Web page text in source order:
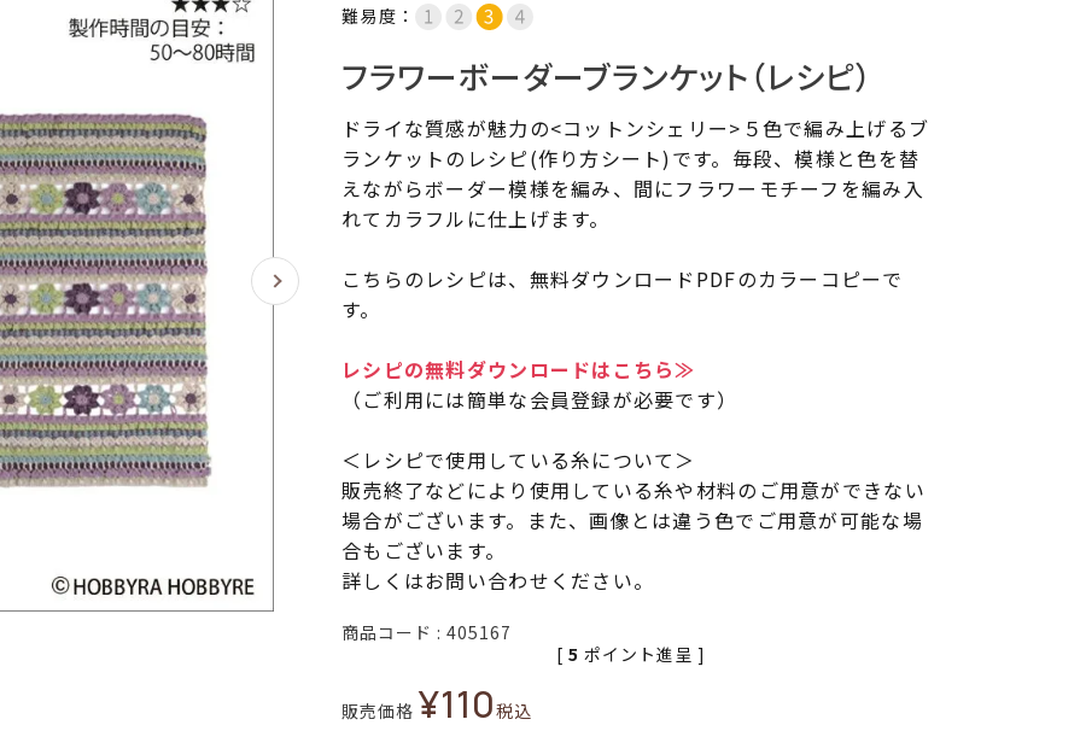
難易度：
フラワーボーダーブランケット（レシピ）
ドライな質感が魅力の<コットンシェリー>５色で編み上げるブ
ランケットのレシピ(作り方シート)です。毎段、模様と色を替
えながらボーダー模様を編み、間にフラワーモチーフを編み入
れてカラフルに仕上げます。
こちらのレシピは、無料ダウンロードPDFのカラーコピーで
す。
レシピの無料ダウンロードはこちら≫
（ご利用には簡単な会員登録が必要です）
＜レシピで使用している糸について＞
販売終了などにより使用している糸や材料のご用意ができない
場合がございます。また、画像とは違う色でご用意が可能な場
合もございます。
詳しくはお問い合わせください。
商品コード 405167
販売価格 ¥110税込
[ 5 ポイント進呈 ]